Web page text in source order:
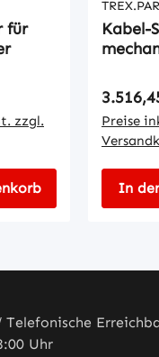
für
zzgl.
Kabel-
Preise
In
Uhr